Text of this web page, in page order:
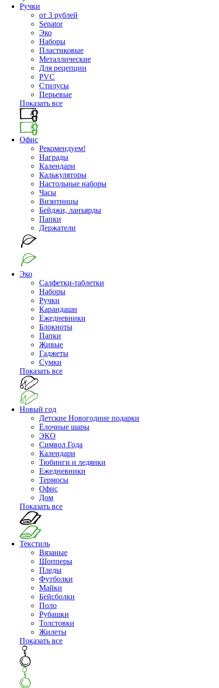
Ручки
от 3 рублей
Senator
Эко
Наборы
Пластиковые
Металлические
Для рецепции
PVC
Стилусы
Перьевые
Показать все
Офис
Рекомендуем!
Награды
Календари
Калькуляторы
Настольные наборы
Часы
Визитницы
Бейджи, ланъярды
Папки
Держатели
Эко
Салфетки-таблетки
Наборы
Ручки
Карандаши
Ежедневники
Блокноты
Папки
Живые
Гаджеты
Сумки
Показать все
Новый год
Детские Новогодние подарки
Ёлочные шары
ЭКО
Символ Года
Календари
Тюбинги и ледянки
Ежедневники
Термосы
Офис
Дом
Показать все
Текстиль
Вязаные
Шопперы
Пледы
Футболки
Майки
Бейсболки
Поло
Рубашки
Толстовки
Жилеты
Показать все